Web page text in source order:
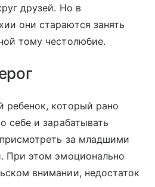
друзей. Но в
они стараются занять
тому честолюбие.
ребенок, который рано
себе и зарабатывать
присмотреть за младшими
При этом эмоционально
внимании, недостаток